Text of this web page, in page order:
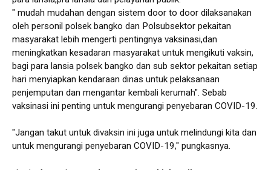
" mudah mudahan dengan sistem door to door dilaksanakan
oleh personil polsek bangko dan Polsubsektor pekaitan
masyarakat lebih mengerti pentingnya vaksinasi,dan
meningkatkan kesadaran masyarakat untuk mengikuti vaksin,
bagi para lansia polsek bangko dan sub sektor pekaitan setiap
hari menyiapkan kendaraan dinas untuk pelaksanaan
penjemputan dan mengantar kembali kerumah". Sebab
vaksinasi ini penting untuk mengurangi penyebaran COVID-19.
"Jangan takut untuk divaksin ini juga untuk melindungi kita dan
untuk mengurangi penyebaran COVID-19," pungkasnya.